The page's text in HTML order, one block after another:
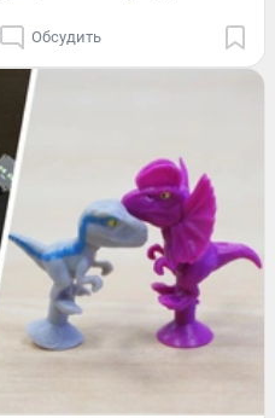
Обсудить